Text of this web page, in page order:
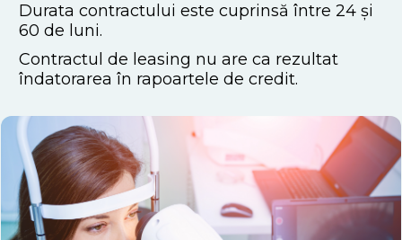
Durata contractului este cuprinsă între 24 și
60 de luni.
Contractul de leasing nu are ca rezultat
îndatorarea în rapoartele de credit.